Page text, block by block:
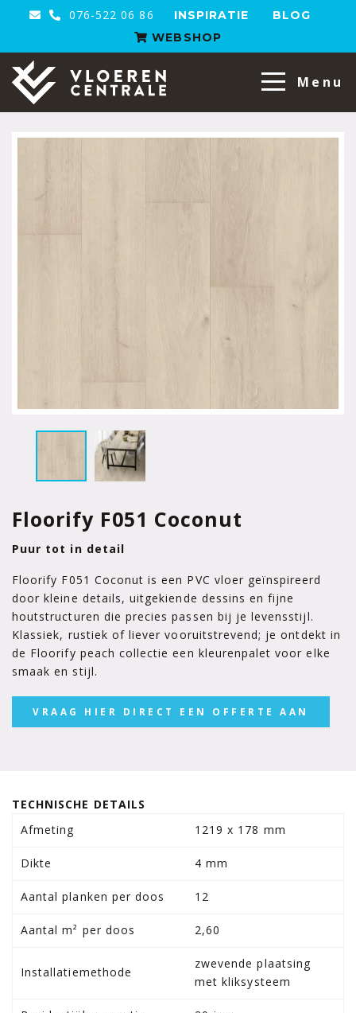
076-522 06 86 INSPIRATIE
BLOG
WEBSHOP
VloerenCentrale
Menu
Floorify F051 Coconut
Puur tot in detail
Floorify F051 Coconut is een PVC vloer geïnspireerd
door kleine details, uitgekiende dessins en fijne
houtstructuren die precies passen bij je levensstijl.
Klassiek, rustiek of liever vooruitstrevend; je ontdekt in
de Floorify peach collectie een kleurenpalet voor elke
smaak en stijl.
VRAAG HIER DIRECT EEN OFFERTE AAN
TECHNISCHE DETAILS
Afmeting
1219 x 178 mm
Dikte 4 mm
Aantal planken per doos 12
Aantal m² per doos 2,60
Installatiemethode
zwevende plaatsing
met kliksysteem